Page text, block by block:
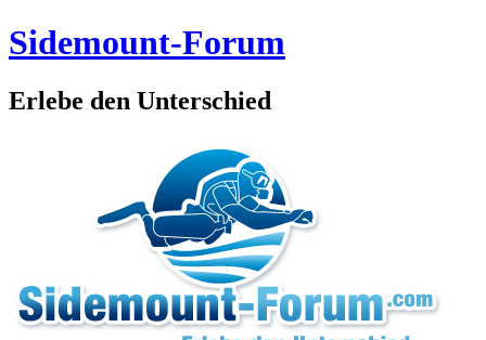
Sidemount-Forum
Erlebe den Unterschied